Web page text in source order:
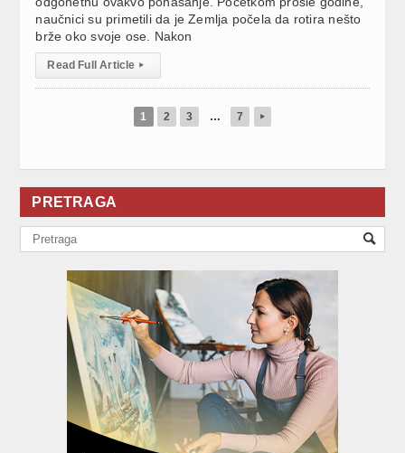
naučnici su primetili da je Zemlja počela da rotira nešto
brže oko svoje ose. Nakon
Read Full Article ▸
1 2 3 … 7 ▸
PRETRAGA